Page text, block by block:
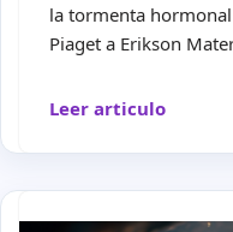
la tormenta
Piaget a Erikson
Leer articulo